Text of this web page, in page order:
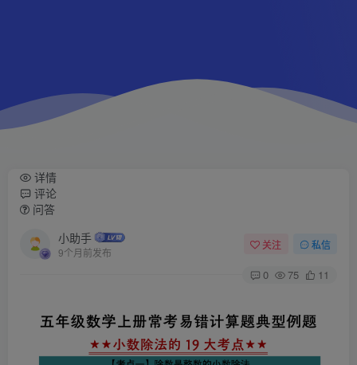
详情
评论
问答
小助手
9个月前发布
关注 私信
0 75 11